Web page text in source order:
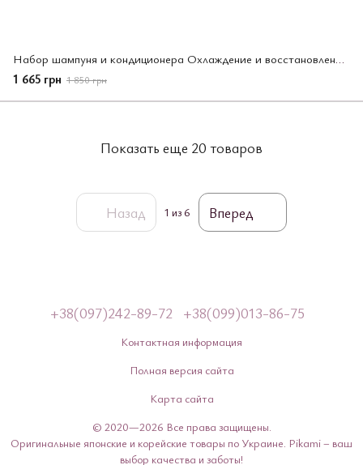
Набор шампуня и кондиционера Охлаждение и восстановление TSUBAKI Premium 2 шт * 450 мл
1 665 грн 1 850 грн
Показать еще 20 товаров
Назад 1 из 6 Вперед
+38(097)242-89-72 +38(099)013-86-75
Контактная информация
Полная версия сайта
Карта сайта
© 2020—2026 Все права защищены.
Оригинальные японские и корейские товары по Украине. Pikami – ваш
выбор качества и заботы!